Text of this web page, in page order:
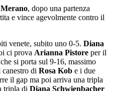
, dopo una partenza
e vince agevolmente contro il
venete, subito uno 0-5. Diana
ci prova Arianna Pistore per il
si porta sul 9-16, massimo
di Rosa Kob e i due
il gap ma poi arriva una tripla
tripla di Diana Schwienbacher